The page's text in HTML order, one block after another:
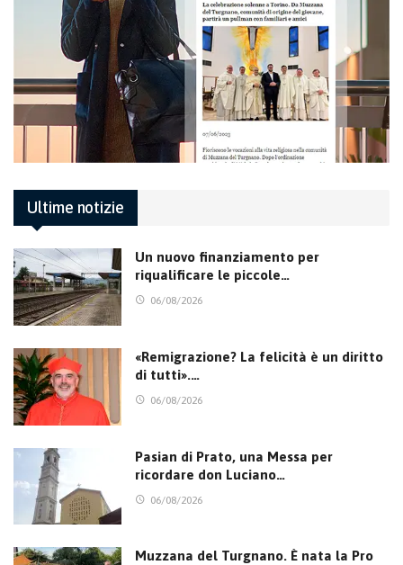
Ultime notizie
Un nuovo finanziamento per
riqualificare le piccole…
06/08/2026
«Remigrazione? La felicità è un diritto
di tutti».…
06/08/2026
Pasian di Prato, una Messa per
ricordare don Luciano…
06/08/2026
Muzzana del Turgnano. È nata la Pro